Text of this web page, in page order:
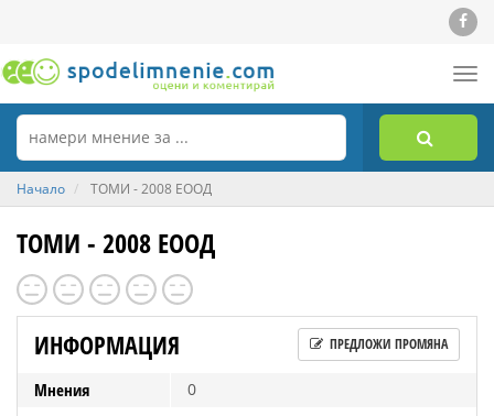
Начало ТОМИ - 2008 ЕООД
ТОМИ - 2008 ЕООД
ИНФОРМАЦИЯ ПРЕДЛОЖИ ПРОМЯНА
Мнения 0